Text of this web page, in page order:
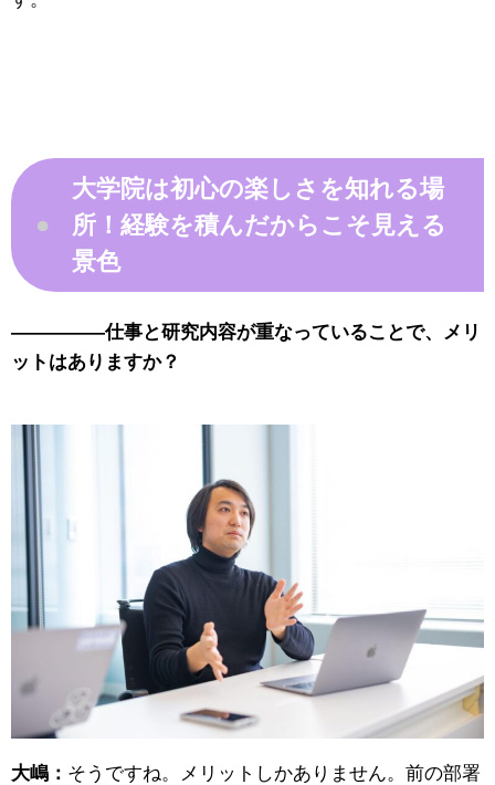
●
大学院は初心の楽しさを知れる場
所！経験を積んだからこそ見える
景色
—————仕事と研究内容が重なっていることで、メリ
ットはありますか？
大嶋： そうですね。メリットしかありません。前の部署